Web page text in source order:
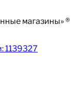
магазины» ®
1139327